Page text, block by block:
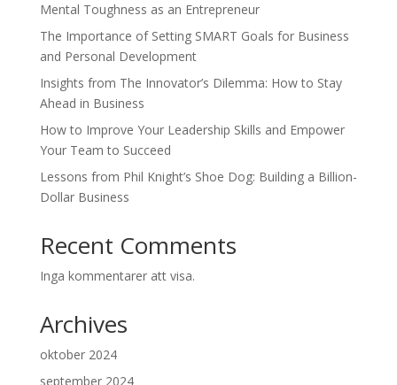
Mental Toughness as an Entrepreneur
The Importance of Setting SMART Goals for Business
and Personal Development
Insights from The Innovator’s Dilemma: How to Stay
Ahead in Business
How to Improve Your Leadership Skills and Empower
Your Team to Succeed
Lessons from Phil Knight’s Shoe Dog: Building a Billion-
Dollar Business
Recent Comments
Inga kommentarer att visa.
Archives
oktober 2024
september 2024